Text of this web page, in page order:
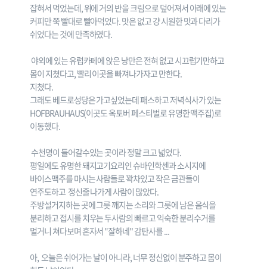
잡혀서 먹었는데, 위에 거의 반을 크림으로 덮어져서 아래에 있는
커피만 쭉 빨대로 빨아먹었다. 맛은 없고 걍 시원한 맛과 다리가
쉬었다는 것에 만족하였다.
야외에 있는 유럽카페에 앉은 낭만은 전혀 없고 시끄럽기만하고
몸이 지쳤다고, 빨리 이곳을 빠져나가자고 만한다.
지쳤다.
그래도 베드로성당은 가고싶었는데 패스하고 저녁식사가 있는
HOFBRAUHAUS(이곳도 옥토버 페스티벌로 유명한 맥주집)로
이동했다.
수천명이 들어갈수있는 곳이라 정말 크고 넓었다.
평일에도 유명한 돼지고기요리인 슈바인학센과 소시지에
바이스맥주를 마시는 사람들로 꽉차있고 작은 금관들이
연주도하고 정신줄 나가게 사람이 많았다.
주방설거지하는 곳에 그릇 깨지는 소리와 그릇에 남은 음식을
분리하고 접시를 치우는 두사람의 빠르고 익숙한 분리수거를
멀거니 쳐다보며 혼자서 "잘하네'' 감탄사를 ...
아, 오늘은 쉬어가는 날이 아니라, 너무 정신없이 분주하고 몸이